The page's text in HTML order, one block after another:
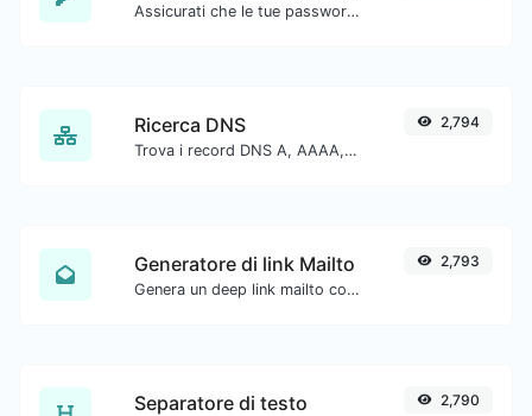
Assicurati che le tue password siano abbastanza sicure.
Ricerca DNS
Trova i record DNS A, AAAA, CNAME, MX, NS, TXT, SOA di un host.
2,794
Generatore di link Mailto
Genera un deep link mailto con oggetto, corpo, cc, bcc e ottieni anche il codice HTML.
2,793
Separatore di testo 2,790